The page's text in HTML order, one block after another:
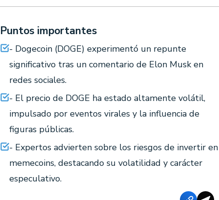
Puntos importantes
- Dogecoin (DOGE) experimentó un repunte
significativo tras un comentario de Elon Musk en
redes sociales.
- El precio de DOGE ha estado altamente volátil,
impulsado por eventos virales y la influencia de
figuras públicas.
- Expertos advierten sobre los riesgos de invertir en
memecoins, destacando su volatilidad y carácter
especulativo.